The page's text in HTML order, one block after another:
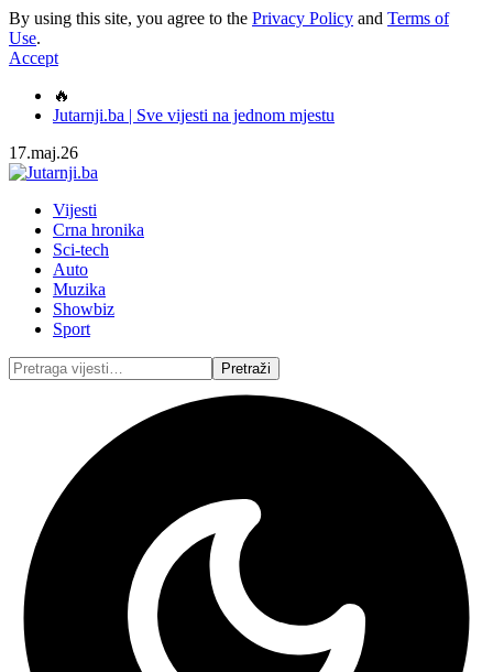
By using this site, you agree to the Privacy Policy and Terms of
Use.
Accept
🔥
Jutarnji.ba | Sve vijesti na jednom mjestu
17.maj.26
Vijesti
Crna hronika
Sci-tech
Auto
Muzika
Showbiz
Sport